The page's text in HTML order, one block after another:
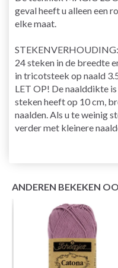
geval heeft u alleen een
elke maat.
STEKENVERHOUDING:
24 steken in de breedte
intricotsteek op naald
LET OP! De naalddikte
steken heeft op 10 cm,
naalden. Als u te weinig
verder met kleinere
ANDEREN BEKEKEN